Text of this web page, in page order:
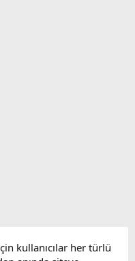
kullanıcılar her türlü